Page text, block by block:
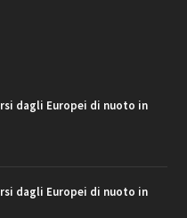
dagli Europei di nuoto in
dagli Europei di nuoto in